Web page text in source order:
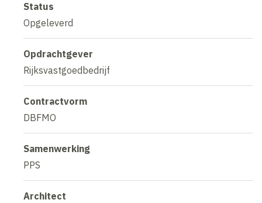
Status
Opgeleverd
Opdrachtgever
Rijksvastgoedbedrijf
Contractvorm
DBFMO
Samenwerking
PPS
Architect